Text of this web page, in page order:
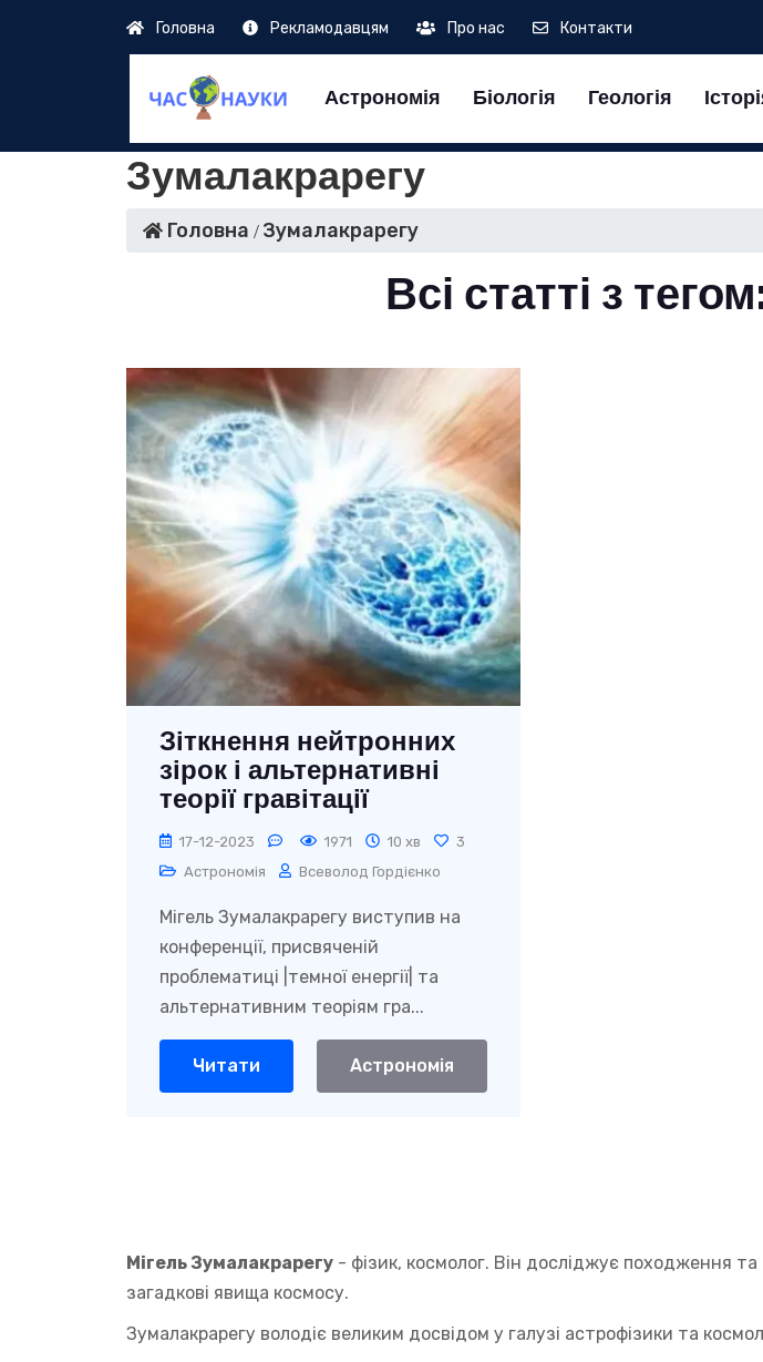
Головна Рекламодавцям Про нас Контакти
Астрономія Біологія Геологія
Зумалакрарегу
Головна Зумалакрарегу
Всі статті з
Зіткнення нейтронних
зірок і альтернативні
теорії гравітації
17-12-2023 1971 10 хв
3
Астрономія
Всеволод Гордієнко
Мігель Зумалакрарегу виступив на
конференції, присвяченій
проблематиці |темної енергії| та
альтернативним теоріям гра...
Читати Астрономія
Мігель Зумалакрарегу - фізик, космолог. Він досліджує походження
загадкові явища космосу.
Зумалакрарегу володіє великим досвідом у галузі астрофізики та